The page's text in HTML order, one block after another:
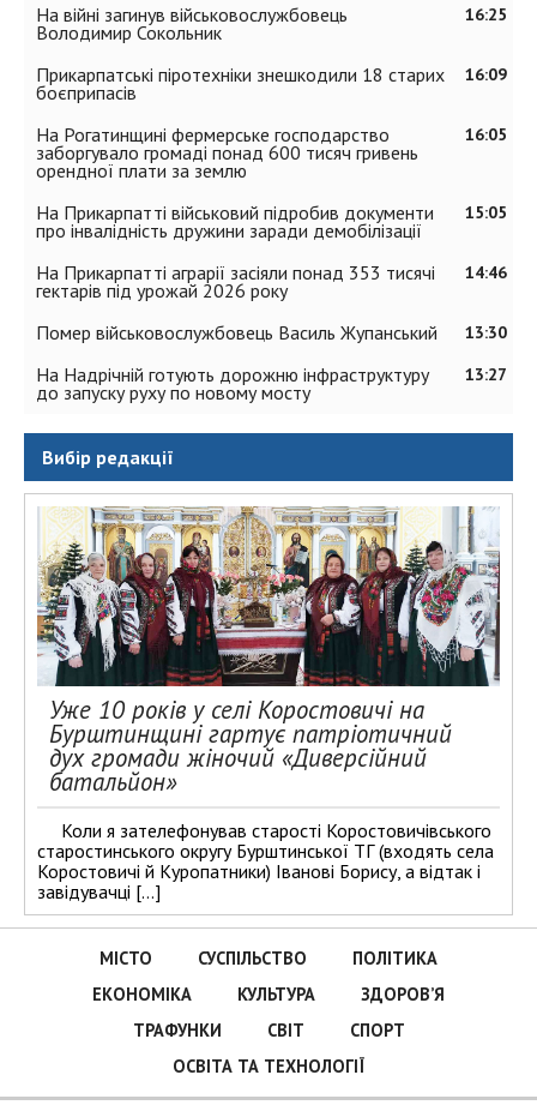
16:25
На війні загинув військовослужбовець
Володимир Сокольник
16:09
Прикарпатські піротехніки знешкодили 18 старих
боєприпасів
16:05
На Рогатинщині фермерське господарство
заборгувало громаді понад 600 тисяч гривень
орендної плати за землю
15:05
На Прикарпатті військовий підробив документи
про інвалідність дружини заради демобілізації
14:46
На Прикарпатті аграрії засіяли понад 353 тисячі
гектарів під урожай 2026 року
13:30
Помер військовослужбовець Василь Жупанський
13:27
На Надрічній готують дорожню інфраструктуру
до запуску руху по новому мосту
Вибір редакції
Уже 10 років у селі Коростовичі на
Бурштинщині гартує патріотичний
дух громади жіночий «Диверсійний
батальйон»
Коли я зателефонував старості Коростовичівського
старостинського округу Бурштинської ТГ (входять села
Коростовичі й Куропатники) Іванові Борису, а відтак і
завідувачці […]
МІСТО СУСПІЛЬСТВО
ПОЛІТИКА
ЕКОНОМІКА
КУЛЬТУРА
ЗДОРОВ’Я
ТРАФУНКИ
СВІТ
СПОРТ
ОСВІТА ТА ТЕХНОЛОГІЇ